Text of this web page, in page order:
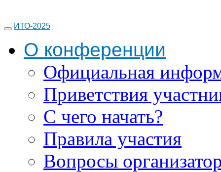
ИТО-2025
О конференции
Официальная
Приветствия
С чего начать?
Правила участия
Вопросы